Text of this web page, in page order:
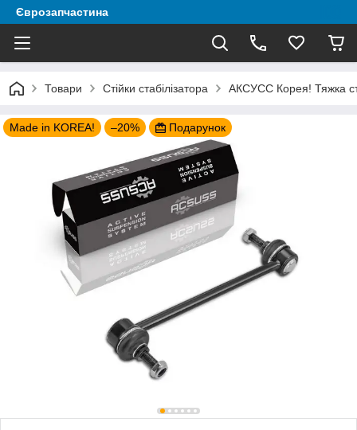
Єврозапчастина
Товари Стійки стабілізатора АКСУСС Корея! Тяжка
Made in KOREA! –20% Подарунок